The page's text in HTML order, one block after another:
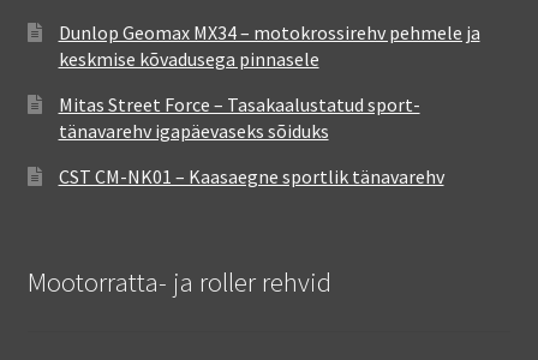
Dunlop Geomax MX34 – motokrossirehv pehmele ja
keskmise kõvadusega pinnasele
Mitas Street Force – Tasakaalustatud sport-
tänavarehv igapäevaseks sõiduks
CST CM-NK01 – Kaasaegne sportlik tänavarehv
Mootorratta- ja roller rehvid